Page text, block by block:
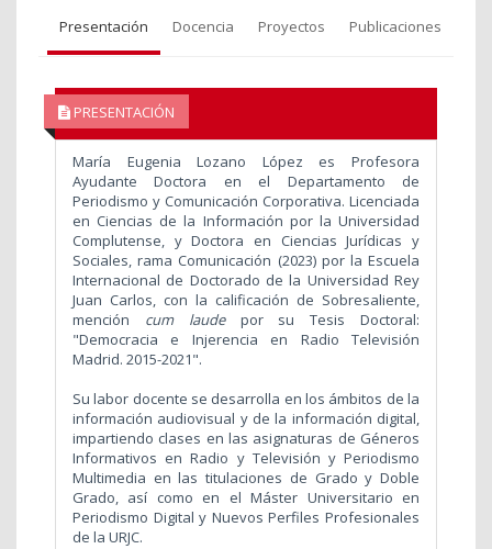
Presentación Docencia Proyectos Publicaciones
PRESENTACIÓN
María Eugenia Lozano López es Profesora
Ayudante Doctora en el Departamento de
Periodismo y Comunicación Corporativa. Licenciada
en Ciencias de la Información por la Universidad
Complutense, y Doctora en Ciencias Jurídicas y
Sociales, rama Comunicación (2023) por la Escuela
Internacional de Doctorado de la Universidad Rey
Juan Carlos, con la calificación de Sobresaliente,
mención cum laude por su Tesis Doctoral:
"Democracia e Injerencia en Radio Televisión
Madrid. 2015-2021".
Su labor docente se desarrolla en los ámbitos de la
información audiovisual y de la información digital,
impartiendo clases en las asignaturas de Géneros
Informativos en Radio y Televisión y Periodismo
Multimedia en las titulaciones de Grado y Doble
Grado, así como en el Máster Universitario en
Periodismo Digital y Nuevos Perfiles Profesionales
de la URJC.